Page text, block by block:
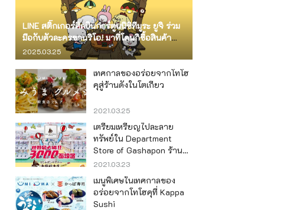
LINE สติ๊กเกอร์ศิลปินการ์ตูนนิชิทีมูระ ยูจิ ร่วม
มือกับตัวละครซานริโอ! มาที่โดนกิซื้อสินค้า
จำกัด
2025.03.25
เทศกาลของอร่อยจากโทโฮ
คุสู่ร้านดังในโตเกียว
2021.03.25
เตรียมเหรียญไปละลาย
ทรัพย์ใน Department
Store of Gashapon ร้านที่มี
เครื่องกาชาปองเยอะที่สุดใน
โลก อิเคะบุคุโระ
2021.03.23
เมนูพิเศษในเทศกาลของ
อร่อยจากโทโฮคุที่ Kappa
Sushi